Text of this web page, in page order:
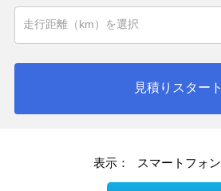
見積りスタート
表示： スマートフォン